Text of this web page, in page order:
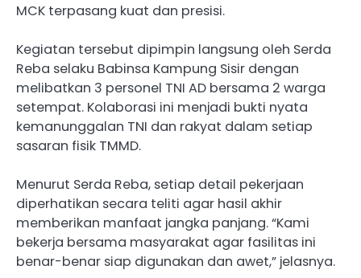
MCK terpasang kuat dan presisi.
Kegiatan tersebut dipimpin langsung oleh Serda
Reba selaku Babinsa Kampung Sisir dengan
melibatkan 3 personel TNI AD bersama 2 warga
setempat. Kolaborasi ini menjadi bukti nyata
kemanunggalan TNI dan rakyat dalam setiap
sasaran fisik TMMD.
Menurut Serda Reba, setiap detail pekerjaan
diperhatikan secara teliti agar hasil akhir
memberikan manfaat jangka panjang. “Kami
bekerja bersama masyarakat agar fasilitas ini
benar-benar siap digunakan dan awet,” jelasnya.